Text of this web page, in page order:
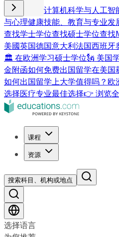
商业与管理 计算机科学与人工智
与心理健康技能、教育与专业发
查找学士学位查找硕士学位查找
美國英国德国意大利法国西班牙
🏛 在欧洲学习硕士学位🗽 美国
金附函如何免费出国留学在美国
如何出国留学上大学值得吗？ 欧
选择医疗专业最佳选择👉 浏览
课程
资源
搜索科目、机构或地点
选择语言